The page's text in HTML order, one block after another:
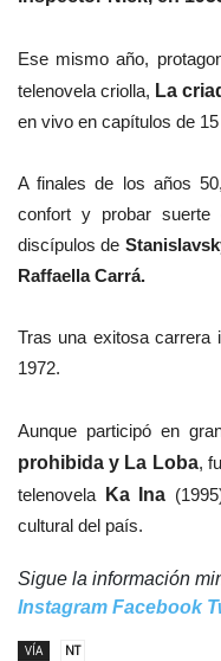
Ese mismo año,
telenovela criolla, La
en vivo en capítulos de
A finales de los años
confort y probar
discípulos de
Raffaella Carrá.
Tras una exitosa carrera
1972.
Aunque participó en
prohibida y La Loba,
telenovela
Ka Ina
cultural del país.
Sigue la información
Instagram Facebook
VÍA
NT